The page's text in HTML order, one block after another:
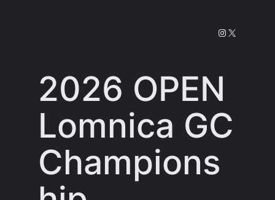
Instagram X
2026 OPEN
Lomnica GC
Champions